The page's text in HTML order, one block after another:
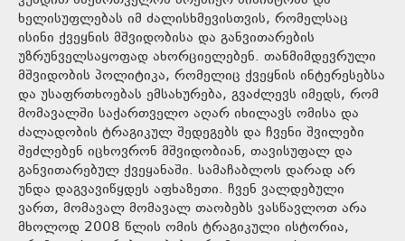
ხელისუფლებას იმ ძალისხმევისთვის, რომელსაც
ისინი ქვეყნის მშვიდობისა და განვითარების
უზრუნველსაყოფად ახორციელებენ. თანმიმდევრული
მშვიდობის პოლიტიკა, რომელიც ქვეყნის ინტერესებსა
და უსაფრთხოებას ემსახურება, გვაძლევს იმედს, რომ
მომავალში საქართველო აღარ იხილავს ომისა და
ძალადობის ტრაგიკულ შედეგებს და ჩვენი შვილები
შეძლებენ იცხოვრონ მშვიდობიან, თავისუფალ და
განვითარებულ ქვეყანაში. სამაჩაბლოს დარად არ
უნდა დაგვავიწყდეს აფხაზეთი. ჩვენ ვალდებული
ვართ, მომავალ მომავალ თაობებს ვასწავლოთ არა
მხოლოდ 2008 წლის ომის ტრაგიკული ისტორია,